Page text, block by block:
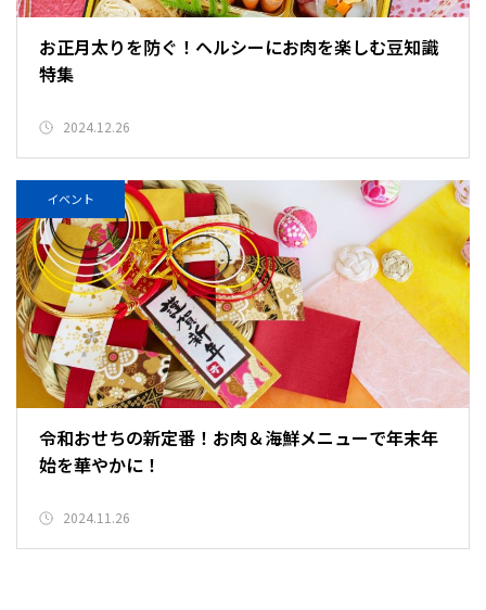
お正月太りを防ぐ！ヘルシーにお肉を楽しむ豆知識
特集
2024.12.26
イベント
令和おせちの新定番！お肉＆海鮮メニューで年末年
始を華やかに！
2024.11.26